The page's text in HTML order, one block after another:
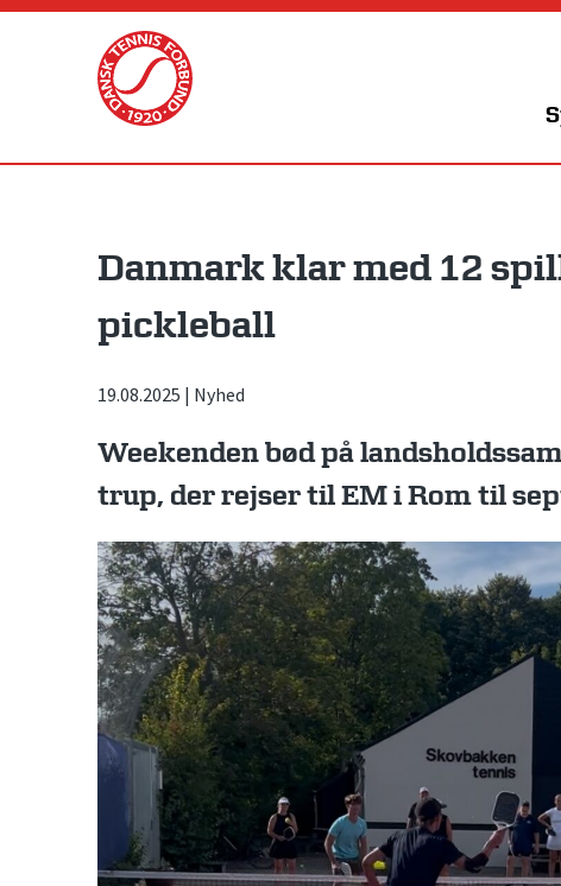
Skip
Danmark klar med 12
pickleball
19.08.2025 | Nyhed
Weekenden bød på
trup, der rejser til EM i Rom til